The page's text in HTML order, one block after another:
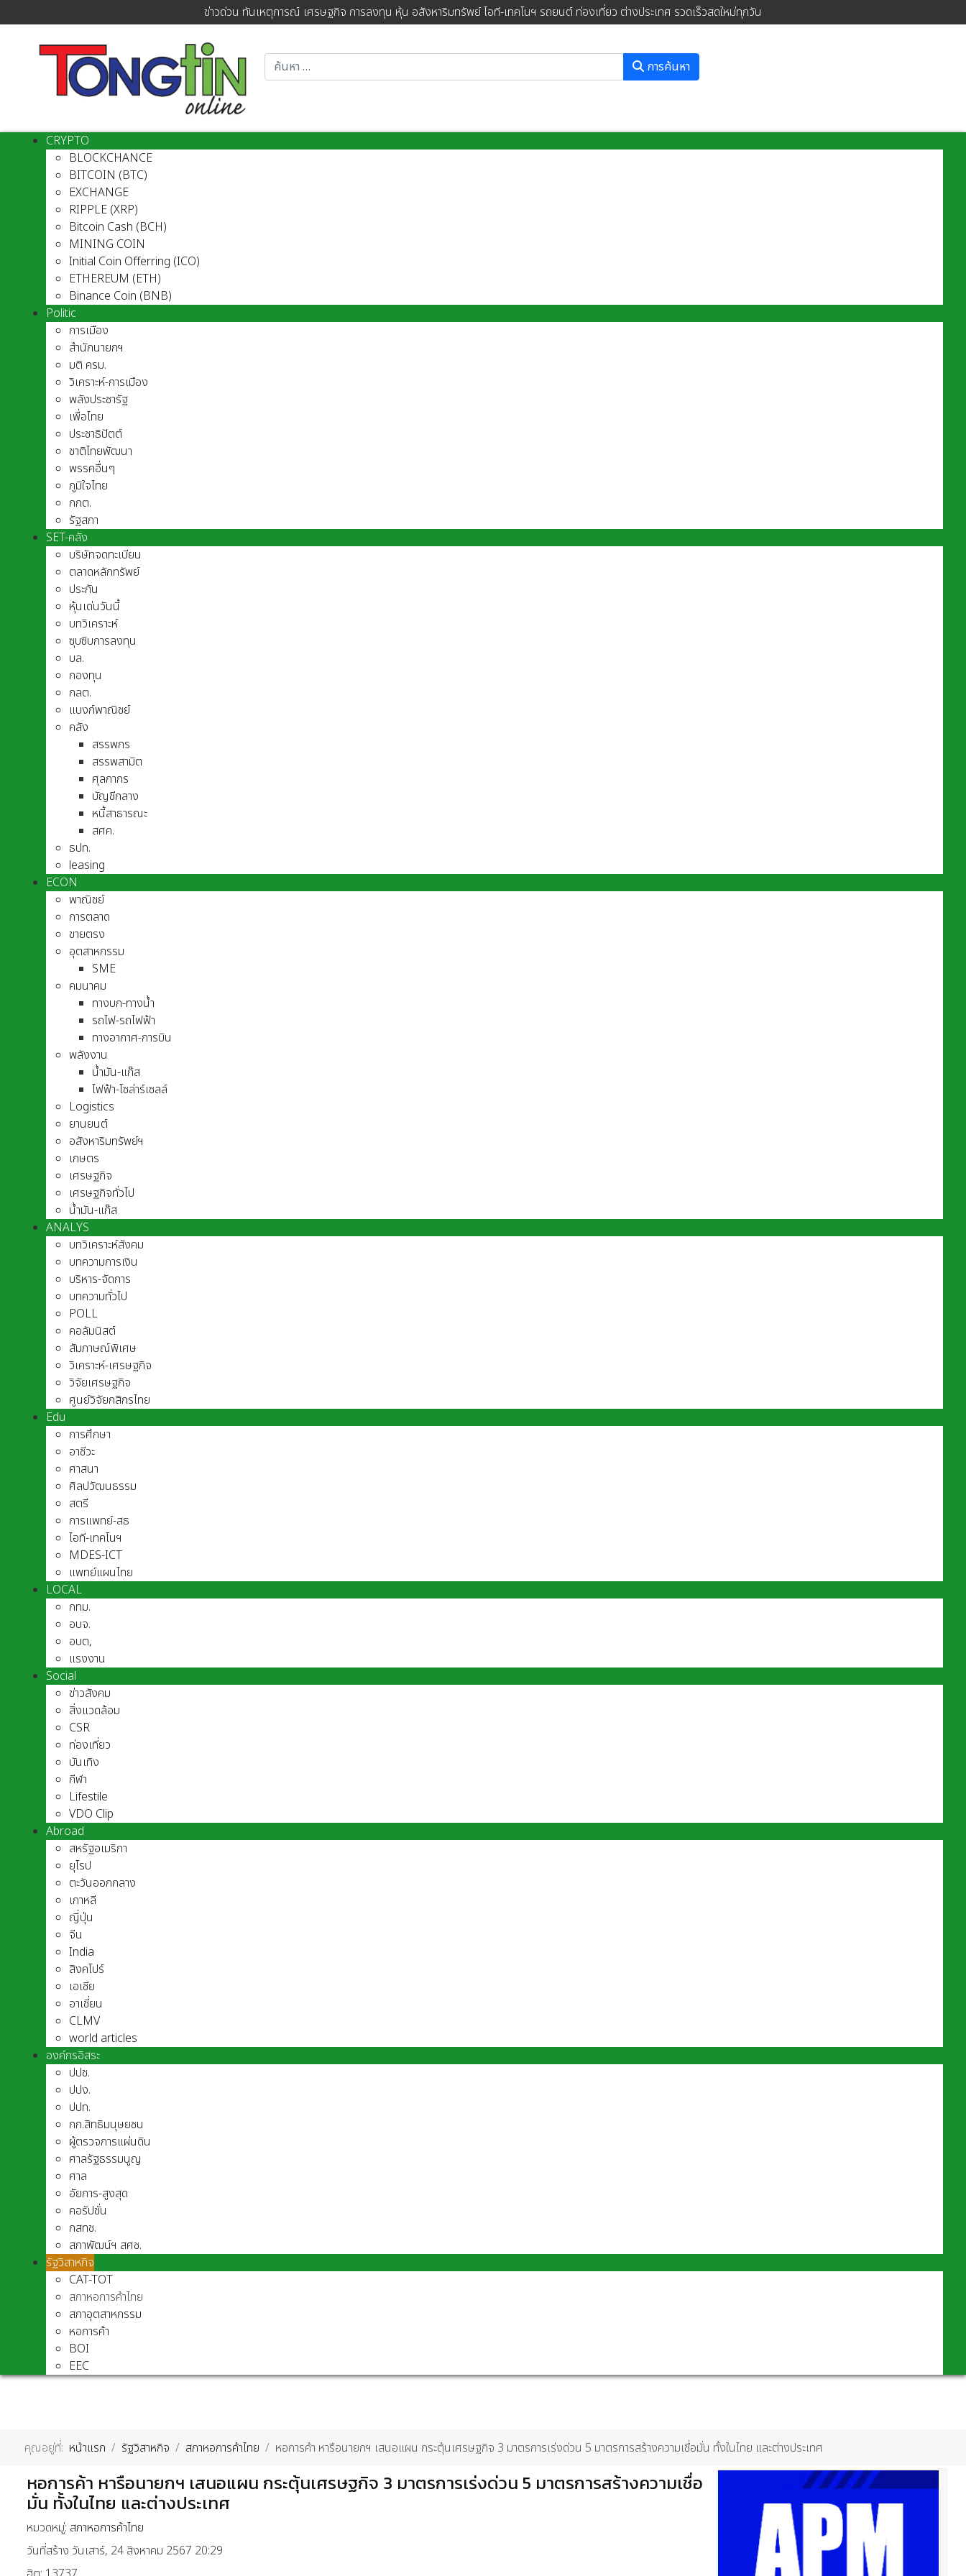
ข่าวด่วน ทันเหตุการณ์ เศรษฐกิจ การลงทุน หุ้น อสังหาริมทรัพย์ ไอที-เทคโนฯ รถยนต์ ท่องเที่ยว ต่างประเทศ รวดเร็วสดใหม่ทุกวัน
การค้นหา
CRYPTO
BLOCKCHANCE
BITCOIN (BTC)
EXCHANGE
RIPPLE (XRP)
Bitcoin Cash (BCH)
MINING COIN
Initial Coin Offerring (ICO)
ETHEREUM (ETH)
Binance Coin (BNB)
Politic
การเมือง
สำนักนายกฯ
มติ ครม.
วิเคราะห์-การเมือง
พลังประชารัฐ
เพื่อไทย
ประชาธิปัตต์
ชาติไทยพัฒนา
พรรคอื่นๆ
ภูมิใจไทย
กกต.
รัฐสภา
SET-คลัง
บริษัทจดทะเบียน
ตลาดหลักทรัพย์
ประกัน
หุ้นเด่นวันนี้
บทวิเคราะห์
ซุบซิบการลงทุน
บล.
กองทุน
กลต.
แบงก์พาณิชย์
คลัง
สรรพกร
สรรพสามิต
ศุลกากร
บัญชีกลาง
หนี้สาธารณะ
สศค.
ธปท.
leasing
ECON
พาณิชย์
การตลาด
ขายตรง
อุตสาหกรรม
SME
คมนาคม
ทางบก-ทางน้ำ
รถไฟ-รถไฟฟ้า
ทางอากาศ-การบิน
พลังงาน
น้ำมัน-แก๊ส
ไฟฟ้า-โซล่าร์เซลล์
Logistics
ยานยนต์
อสังหาริมทรัพย์ฯ
เกษตร
เศรษฐกิจ
เศรษฐกิจทั่วไป
น้ำมัน-แก๊ส
ANALYS
บทวิเคราะห์สังคม
บทความการเงิน
บริหาร-จัดการ
บทความทั่วไป
POLL
คอลัมนิสต์
สัมภาษณ์พิเศษ
วิเคราะห์-เศรษฐกิจ
วิจัยเศรษฐกิจ
ศูนย์วิจัยกสิกรไทย
Edu
การศึกษา
อาชีวะ
ศาสนา
ศิลปวัฒนธรรม
สตรี
การแพทย์-สธ
ไอที-เทคโนฯ
MDES-ICT
แพทย์แผนไทย
LOCAL
กทม.
อบจ.
อบต,
แรงงาน
Social
ข่าวสังคม
สิ่งแวดล้อม
CSR
ท่องเที่ยว
บันเทิง
กีฬา
Lifestile
VDO Clip
Abroad
สหรัฐอเมริกา
ยุโรป
ตะวันออกกลาง
เกาหลี
ญี่ปุ่น
จีน
India
สิงคโปร์
เอเชีย
อาเชี่ยน
CLMV
world articles
องค์กรอิสระ
ปปช.
ปปง.
ปปท.
กก.สิทธิมนุษยชน
ผู้ตรวจการแผ่นดิน
ศาลรัฐธรรมนูญ
ศาล
อัยการ-สูงสุด
คอรัปชั่น
กสทช.
สภาพัฒน์ฯ สศช.
รัฐวิสาหกิจ
CAT-TOT
สภาหอการค้าไทย
สภาอุตสาหกรรม
หอการค้า
BOI
EEC
คุณอยู่ที่: หน้าแรก รัฐวิสาหกิจ สภาหอการค้าไทย หอการค้า หารือนายกฯ เสนอแผน กระตุ้นเศรษฐกิจ 3 มาตรการเร่งด่วน 5 มาตรการสร้างความเชื่อมั่น ทั้งในไทย และต่างประเทศ
หอการค้า หารือนายกฯ เสนอแผน กระตุ้นเศรษฐกิจ 3 มาตรการเร่งด่วน 5 มาตรการสร้างความเชื่อ
มั่น ทั้งในไทย และต่างประเทศ
หมวดหมู่: สภาหอการค้าไทย
วันที่สร้าง วันเสาร์, 24 สิงหาคม 2567 20:29